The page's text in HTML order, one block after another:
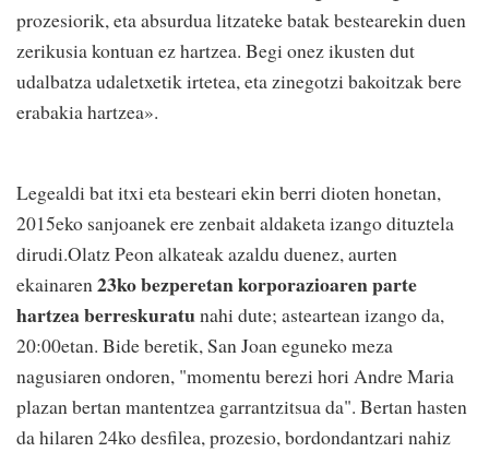
prozesiorik, eta absurdua litzateke batak bestearekin duen
zerikusia kontuan ez hartzea. Begi onez ikusten dut
udalbatza udaletxetik irtetea, eta zinegotzi bakoitzak bere
erabakia hartzea».
Legealdi bat itxi eta besteari ekin berri dioten honetan,
2015eko sanjoanek ere zenbait aldaketa izango dituztela
dirudi.Olatz Peon alkateak azaldu duenez, aurten
ekainaren23ko bezperetan korporazioaren parte
hartzea berreskuratunahi dute; asteartean izango da,
20:00etan. Bide beretik, San Joan eguneko meza
nagusiaren ondoren, "momentu berezi hori Andre Maria
plazan bertan mantentzea garrantzitsua da". Bertan hasten
da hilaren 24ko desfilea, prozesio, bordondantzari nahiz